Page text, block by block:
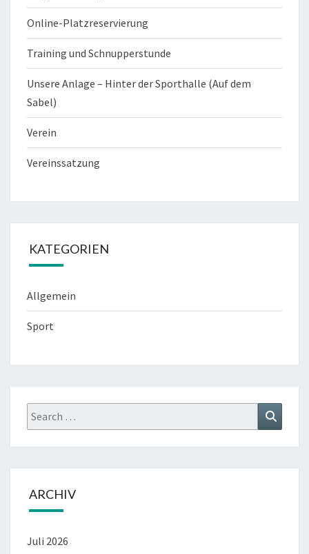
Online-Platzreservierung
Training und Schnupperstunde
Unsere Anlage – Hinter der Sporthalle (Auf dem
Sabel)
Verein
Vereinssatzung
KATEGORIEN
Allgemein
Sport
Search
for:
ARCHIV
Juli 2026